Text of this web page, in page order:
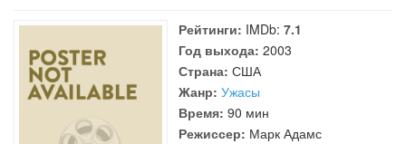
Рейтинги: IMDb: 7.1
Год выхода: 2003
Страна: США
Жанр: Ужасы
Время: 90 мин
Режиссер: Марк Адамс